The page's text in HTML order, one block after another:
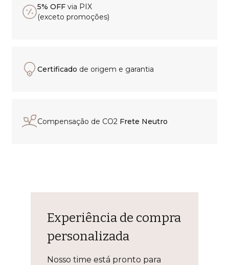
5% OFF via PIX
(exceto promoções)
Certificado de origem e garantia
Compensação de CO2 Frete Neutro
Experiência de compra
personalizada
Nosso time está pronto para